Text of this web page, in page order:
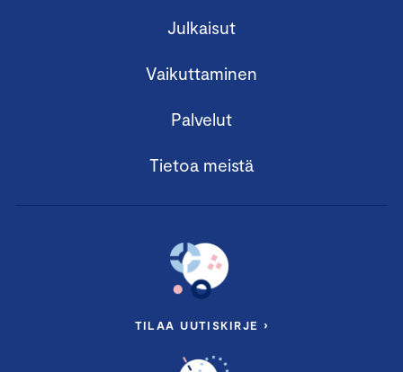
Julkaisut
Vaikuttaminen
Palvelut
Tietoa meistä
TILAA UUTISKIRJE ›